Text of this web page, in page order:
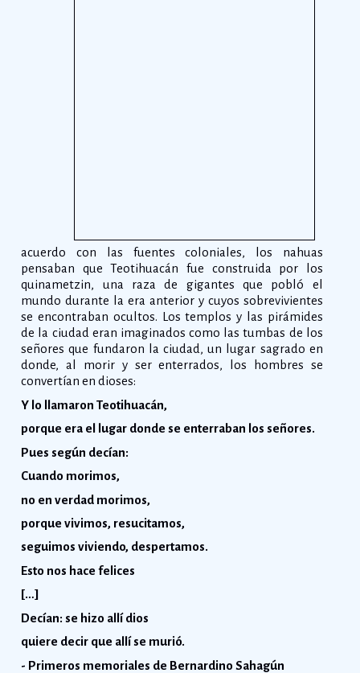
acuerdo con las fuentes coloniales, los nahuas
pensaban que Teotihuacán fue construida por los
quinametzin, una raza de gigantes que pobló el
mundo durante la era anterior y cuyos sobrevivientes
se encontraban ocultos. Los templos y las pirámides
de la ciudad eran imaginados como las tumbas de los
señores que fundaron la ciudad, un lugar sagrado en
donde, al morir y ser enterrados, los hombres se
convertían en dioses:
Y lo llamaron Teotihuacán,
porque era el lugar donde se enterraban los señores.
Pues según decían:
Cuando morimos,
no en verdad morimos,
porque vivimos, resucitamos,
seguimos viviendo, despertamos.
Esto nos hace felices
[…]
Decían: se hizo allí dios
quiere decir que allí se murió.
- Primeros memoriales de Bernardino Sahagún